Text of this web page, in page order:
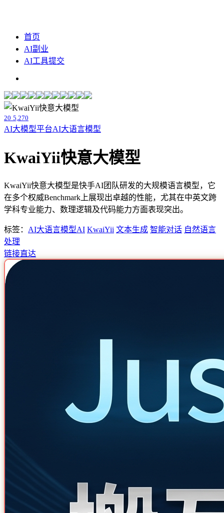
首页
AI副业
AI工具提交
20 5,270
AI大模型平台AI大语言模型
KwaiYii快意大模型
KwaiYii快意大模型是快手AI团队研发的大规模语言模型，它
在多个权威Benchmark上展现出卓越的性能，尤其在中英文跨
学科专业能力、数理逻辑及代码能力方面表现突出。
标签： AI大语言模型AI KwaiYii 文本生成 智能对话 自然语言
处理
链接直达